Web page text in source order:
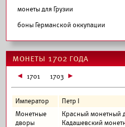
монеты для Грузии
боны Германской оккупации
монеты 1702 года
1701 1703
Император
Петр I
Монетные
дворы
Красный
Кадашевский